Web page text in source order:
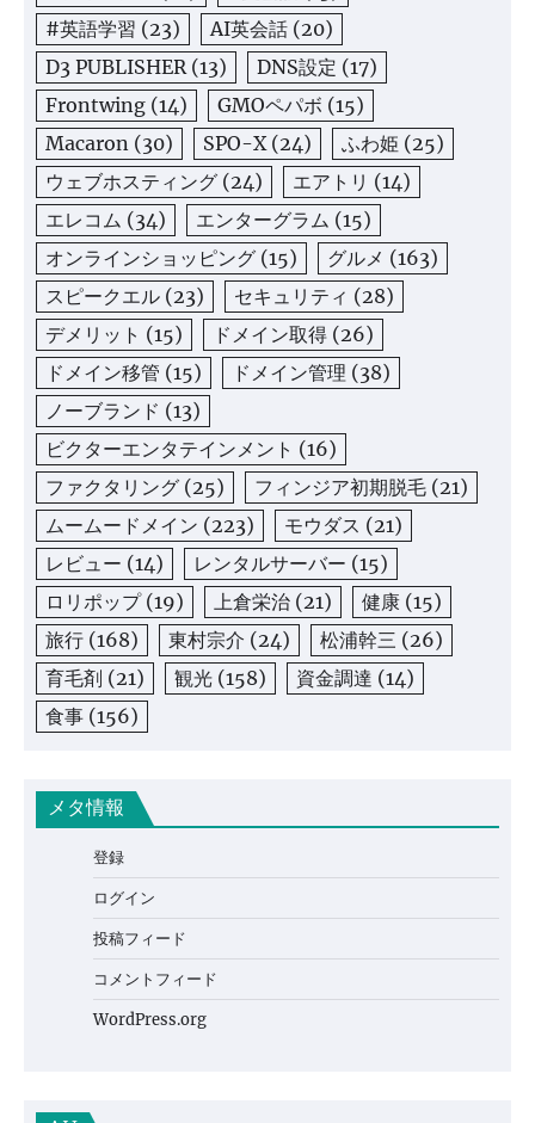
#英語学習 (23) AI英会話 (20)
D3 PUBLISHER(13) DNS設定 (17)
Frontwing (14) GMOペパボ (15)
Macaron (30) SPO-X(24) ふわ姫 (25)
ウェブホスティング (24) エアトリ (14)
エレコム (34) エンターグラム (15)
オンラインショッピング (15) グルメ (163)
スピークエル (23) セキュリティ (28)
デメリット (15) ドメイン取得 (26)
ドメイン移管 (15) ドメイン管理 (38)
ノーブランド (13)
ビクターエンタテインメント (16)
ファクタリング (25) フィンジア初期脱毛 (21)
ムームードメイン (223) モウダス (21)
レビュー (14) レンタルサーバー (15)
ロリポップ(19) 上倉栄治 (21) 健康 (15)
旅行 (168) 東村宗介 (24) 松浦幹三 (26)
育毛剤 (21) 観光 (158) 資金調達 (14)
食事 (156)
メタ情報
登録
ログイン
投稿フィード
コメントフィード
WordPress.org